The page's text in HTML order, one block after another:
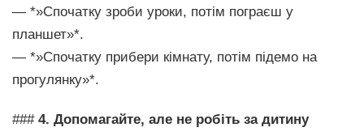
— *»Спочатку зроби уроки, потім пограєш у
планшет»*.
— *»Спочатку прибери кімнату, потім підемо на
прогулянку»*.
### 4. Допомагайте, але не робіть за дитину